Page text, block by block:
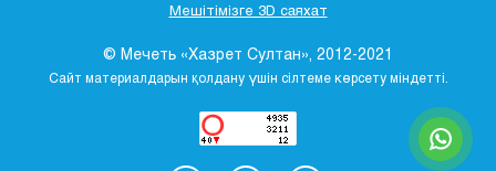
Мешітімізге 3D саяхат
© Мечеть «Хазрет Султан», 2012-2021
Сайт материалдарын қолдану үшін сілтеме көрсету міндетті.